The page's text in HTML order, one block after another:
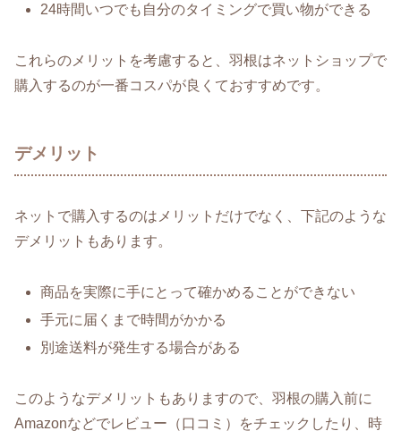
24時間いつでも自分のタイミングで買い物ができる
これらのメリットを考慮すると、羽根はネットショップで
購入するのが一番コスパが良くておすすめです。
デメリット
ネットで購入するのはメリットだけでなく、下記のような
デメリットもあります。
商品を実際に手にとって確かめることができない
手元に届くまで時間がかかる
別途送料が発生する場合がある
このようなデメリットもありますので、羽根の購入前に
Amazonなどでレビュー（口コミ）をチェックしたり、時